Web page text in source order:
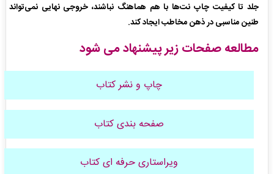
جلد تا کیفیت چاپ نت‌ها با هم هماهنگ نباشند، خروجی نهایی نمی‌تواند
طنین مناسبی در ذهن مخاطب ایجاد کند.
مطالعه صفحات زیر پیشنهاد می شود
چاپ و نشر کتاب
صفحه بندی کتاب
ویراستاری حرفه ای کتاب